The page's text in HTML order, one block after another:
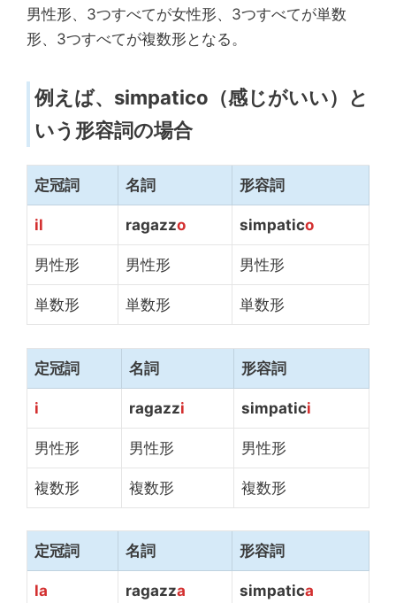
男性形、3つすべてが女性形、3つすべてが単数
形、3つすべてが複数形となる。
例えば、simpatico（感じがいい）と
いう形容詞の場合
定冠詞 名詞 形容詞
il ragazzo simpatico
男性形 男性形 男性形
単数形 単数形 単数形
定冠詞 名詞 形容詞
i ragazzi simpatici
男性形 男性形 男性形
複数形 複数形 複数形
定冠詞 名詞 形容詞
la ragazza simpatica